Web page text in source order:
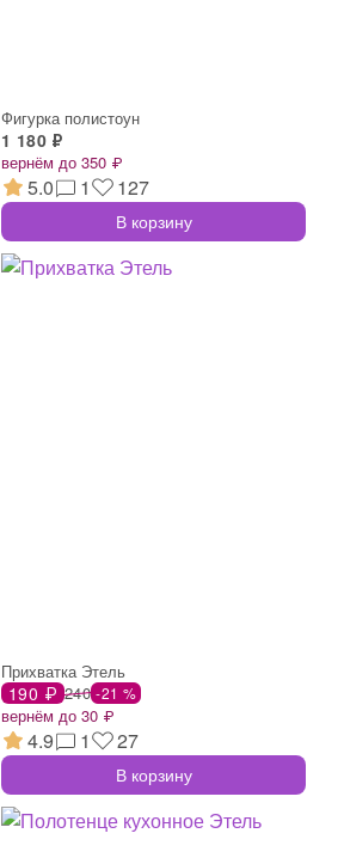
Фигурка полистоун
1 180 ₽
вернём до 350 ₽
5.0 1 127
В корзину
Прихватка Этель
190 ₽ 240 -21 %
вернём до 30 ₽
4.9 1 27
В корзину